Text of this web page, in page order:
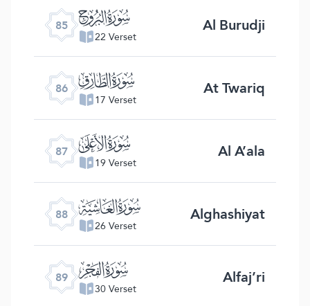
85 ﰂ
22 Verset Al Burudji
86 ﰃ
17 Verset At Twariq
87 ﰄ
19 Verset Al A’ala
88 ﰅ
26 Verset Alghashiyat
89 ﰆ
30 Verset Alfaj’ri